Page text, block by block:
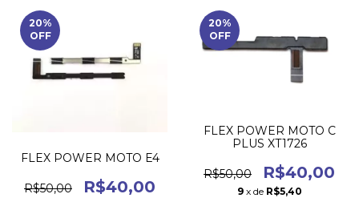
20%
OFF
FLEX POWER MOTO E4
R$50,00 R$40,00
20%
OFF
FLEX POWER MOTO C
PLUS XT1726
R$50,00 R$40,00
9 x de R$5,40